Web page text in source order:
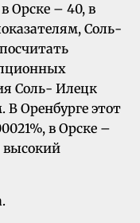
Орске – 40, в
Соль-
Соль- Илецк
В Оренбурге этот
в Орске –
высокий